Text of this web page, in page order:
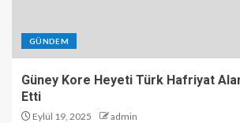
GÜNDEM
Güney Kore Heyeti Türk Hafriyat
Etti
Eylül 19, 2025 admin